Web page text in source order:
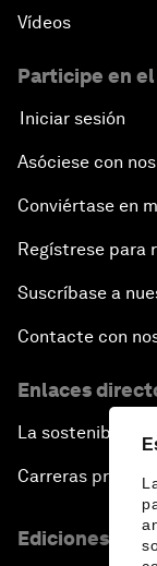
Vídeos
Participe en
Iniciar sesión
Asóciese con
Conviértase en
Regístrese para
Suscríbase a
Contacte con
Enlaces
La sostenibilidad
Carreras
Ediciones en